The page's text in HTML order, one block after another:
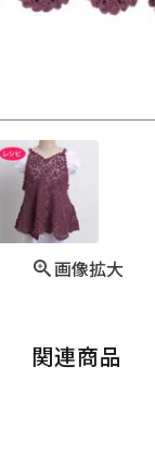
画像拡大
関連商品